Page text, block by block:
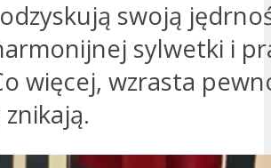
swoją
sylwetki i
więcej, wzrasta